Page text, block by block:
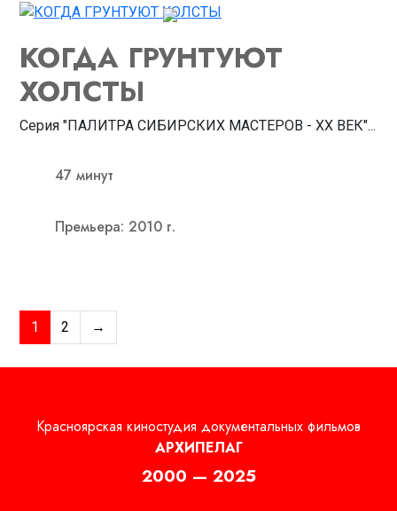
КОГДА ГРУНТУЮТ
ХОЛСТЫ
Серия "ПАЛИТРА СИБИРСКИХ МАСТЕРОВ - ХХ ВЕК"...
47 минут
Премьера: 2010 г.
1 2 →
Красноярская киностудия документальных фильмов
АРХИПЕЛАГ
2000 — 2025